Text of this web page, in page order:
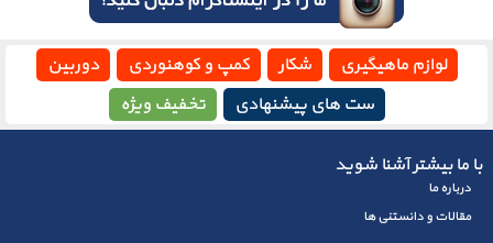
لوازم ماهیگیری شکار کمپ و کوهنوردی
دوربین
ست های پیشنهادی
تخفیف ویژه
با ما بیشتر آشنا شوید
درباره ما
مقالات و دانستنی ها